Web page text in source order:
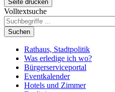
Seite drucken
Volltextsuche
Suchen
Rathaus, Stadtpolitik
Was erledige ich wo?
Bürgerserviceportal
Eventkalender
Hotels und Zimmer